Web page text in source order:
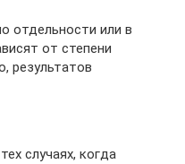
отдельности или в
от степени
результатов
случаях, когда